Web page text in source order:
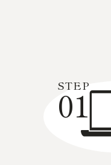
STEP
01